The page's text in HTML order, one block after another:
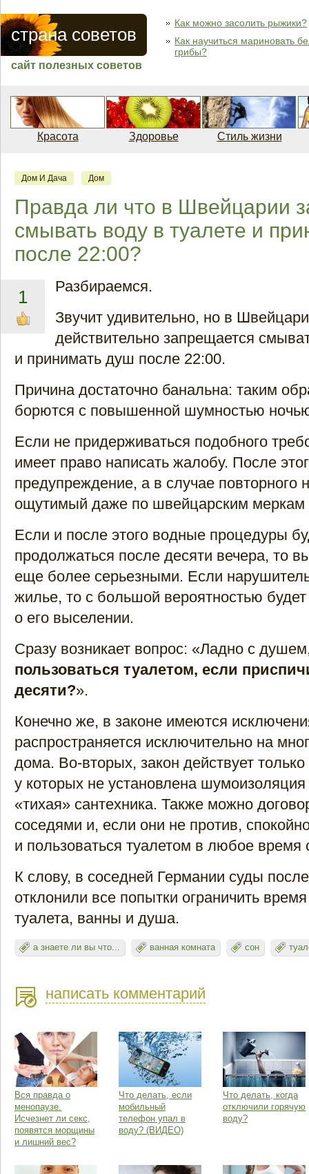
страна советов
сайт полезных советов
Как можно засолить рыжики?
Как научиться мариновать
грибы?
Красота Здоровье Стиль жизни
Дом И Дача Дом
Правда ли что в Швейцарии
смывать воду в туалете и
после 22:00?
1
Разбираемся.
Звучит удивительно, но в
действительно запрещается
и принимать душ после 22:00.
Причина достаточно банальна: таким
борются с повышенной шумностью
Если не придерживаться подобного
имеет право написать жалобу. После
предупреждение, а в случае
ощутимый даже по швейцарским
Если и после этого водные процедуры
продолжаться после десяти вечера, то
еще более серьезными. Если
жилье, то с большой вероятностью
о его выселении.
Сразу возникает вопрос: «Ладно с
пользоваться туалетом, если
десяти?».
Конечно же, в законе имеются
распространяется исключительно на
дома. Во-вторых, закон действует
у которых не установлена
«тихая» сантехника. Также можно
соседями и, если они не против,
и пользоваться туалетом в любое время
К слову, в соседней Германии суды
отклонили все попытки ограничить
туалета, ванны и душа.
а знаете ли вы что... ванная комната сон
написать комментарий
Вся правда о
менопаузе.
Исчезнет ли секс,
появятся морщины
и лишний вес?
Что делать, если
мобильный
телефон упал в
воду? (ВИДЕО)
Что делать, когда
отключили горячую
воду?